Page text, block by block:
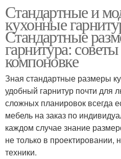
Стандартные и
кухонные
Стандартные
гарнитура:
компоновке
Зная стандартные размеры
удобный гарнитур почти для
сложных планировок всегда
мебель на заказ по
каждом случае знание
не только в проектировании,
техники.